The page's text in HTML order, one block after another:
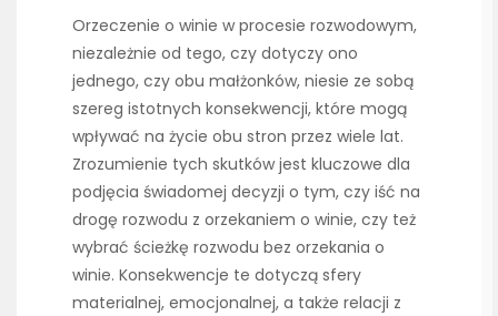
Orzeczenie o winie w procesie rozwodowym,
niezależnie od tego, czy dotyczy ono
jednego, czy obu małżonków, niesie ze sobą
szereg istotnych konsekwencji, które mogą
wpływać na życie obu stron przez wiele lat.
Zrozumienie tych skutków jest kluczowe dla
podjęcia świadomej decyzji o tym, czy iść na
drogę rozwodu z orzekaniem o winie, czy też
wybrać ścieżkę rozwodu bez orzekania o
winie. Konsekwencje te dotyczą sfery
materialnej, emocjonalnej, a także relacji z